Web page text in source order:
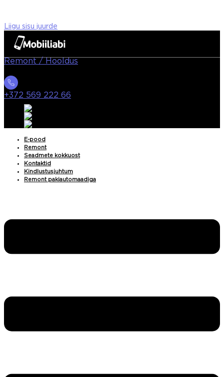
Liigu sisu juurde
Remont / Hooldus
+372 569 222 66
E-pood
Remont
Seadmete kokkuost
Kontaktid
Kindlustusjuhtum
Remont pakiautomaadiga